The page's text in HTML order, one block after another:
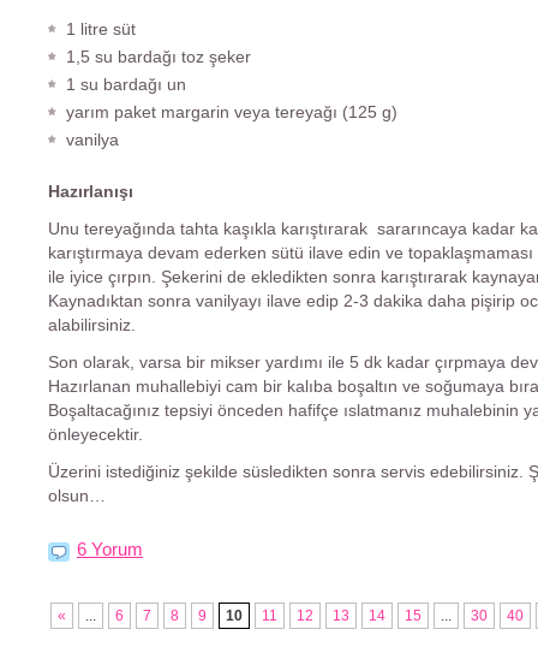
1 litre süt
1,5 su bardağı toz şeker
1 su bardağı un
yarım paket margarin veya tereyağı (125 g)
vanilya
Hazırlanışı
Unu tereyağında tahta kaşıkla karıştırarak sararıncaya kadar
karıştırmaya devam ederken sütü ilave edin ve topaklaşmaması
ile iyice çırpın. Şekerini de ekledikten sonra karıştırarak
Kaynadıktan sonra vanilyayı ilave edip 2-3 dakika daha pişirip
alabilirsiniz.
Son olarak, varsa bir mikser yardımı ile 5 dk kadar çırpmaya
Hazırlanan muhallebiyi cam bir kalıba boşaltın ve soğumaya
Boşaltacağınız tepsiyi önceden hafifçe ıslatmanız muhalebinin
önleyecektir.
Üzerini istediğiniz şekilde süsledikten sonra servis edebilirsiniz.
olsun…
6 Yorum
« 6 7 8 9 10 11 12 13 14 15 30 40